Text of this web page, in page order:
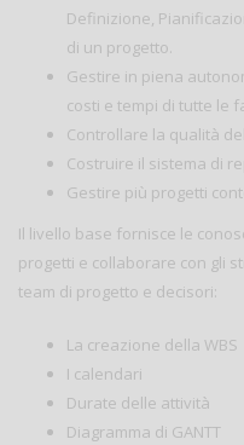
Definizione,
di un progetto.
Gestire in piena
costi e tempi di tutte le
Controllare la qualità
Costruire il sistema di
Gestire più progetti
Il livello base fornisce le
progetti e collaborare con gli
team di progetto e decisori:
La creazione della WBS
I calendari
Durate delle attività
Diagramma di GANTT